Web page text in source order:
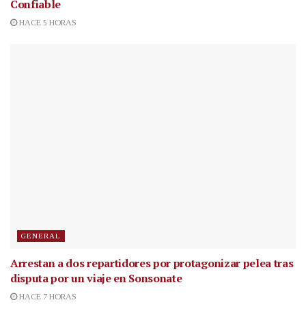
Confiable
HACE 5 HORAS
GENERAL
Arrestan a dos repartidores por protagonizar pelea tras
disputa por un viaje en Sonsonate
HACE 7 HORAS